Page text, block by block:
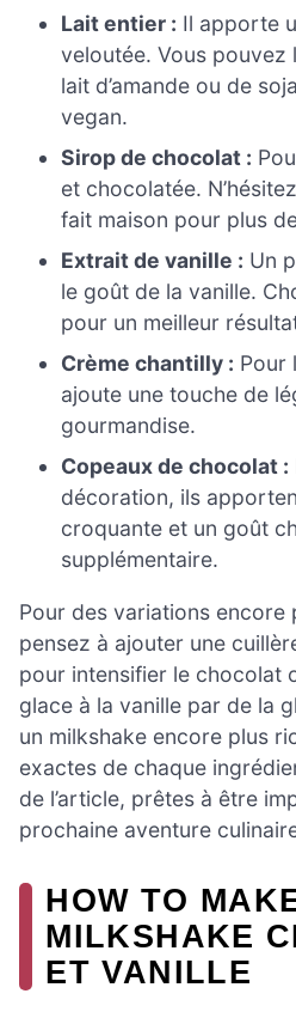
Lait entier : Il apporte
veloutée. Vous pouvez
lait d’amande ou de
vegan.
Sirop de chocolat :
et chocolatée.
fait maison pour plus
Extrait de vanille : Un
le goût de la vanille.
pour un meilleur
Crème chantilly : Pour
ajoute une touche de
gourmandise.
Copeaux de chocolat :
décoration, ils
croquante et un goût
supplémentaire.
Pour des variations encore
pensez à ajouter une
pour intensifier le chocolat
glace à la vanille par de la
un milkshake encore plus
exactes de chaque
de l’article, prêtes à être
prochaine aventure
HOW TO
MILKSHAKE
ET VANILLE